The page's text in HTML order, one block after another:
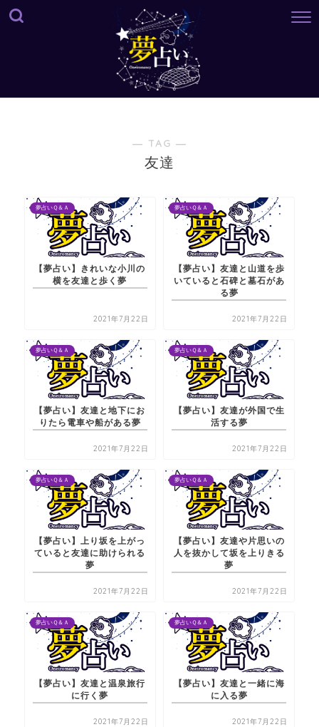
― TAG ―
友達
夢占いＱ＆Ａ
【夢占い】きれいな小川の
横を友達と歩く夢
2021年7月22日
夢占いＱ＆Ａ
【夢占い】友達と山道を歩
いていると石碑と墓石があ
る夢
2021年7月22日
夢占いＱ＆Ａ
【夢占い】友達と地下にお
りたら電車や船がある夢
2021年7月22日
夢占いＱ＆Ａ
【夢占い】友達が外国で生
活する夢
2021年7月22日
夢占いＱ＆Ａ
【夢占い】上り坂を上がっ
ていると友達に助けられる
夢
2021年7月22日
夢占いＱ＆Ａ
【夢占い】友達や片思いの
人を抜かして坂を上りきる
夢
2021年7月22日
夢占いＱ＆Ａ
【夢占い】友達と温泉旅行
に行く夢
2021年7月22日
夢占いＱ＆Ａ
【夢占い】友達と一緒に海
に入る夢
2021年7月22日